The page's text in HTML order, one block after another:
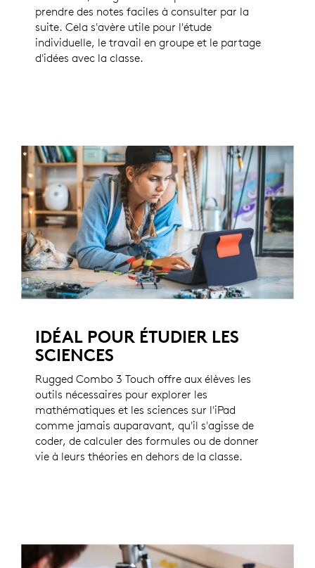
prendre des notes faciles à consulter par la
suite. Cela s'avère utile pour l'étude
individuelle, le travail en groupe et le partage
d'idées avec la classe.
IDÉAL POUR ÉTUDIER LES
SCIENCES
Rugged Combo 3 Touch offre aux élèves les
outils nécessaires pour explorer les
mathématiques et les sciences sur l'iPad
comme jamais auparavant, qu'il s'agisse de
coder, de calculer des formules ou de donner
vie à leurs théories en dehors de la classe.